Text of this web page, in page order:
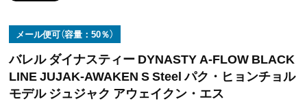
メール便可（容量：50％）
バレル ダイナスティー DYNASTY A-FLOW BLACK
LINE JUJAK-AWAKEN S Steel パク・ヒョンチョル
モデル ジュジャク アウェイクン・エス